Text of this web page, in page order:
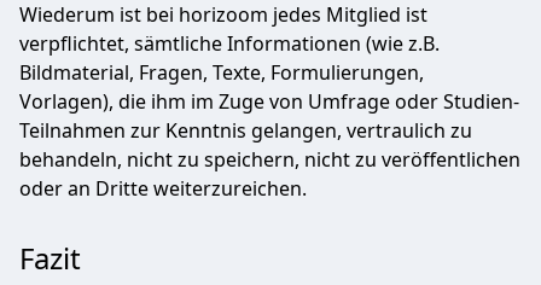
Wiederum ist bei horizoom jedes Mitglied ist
verpflichtet, sämtliche Informationen (wie z.B.
Bildmaterial, Fragen, Texte, Formulierungen,
Vorlagen), die ihm im Zuge von Umfrage oder Studien-
Teilnahmen zur Kenntnis gelangen, vertraulich zu
behandeln, nicht zu speichern, nicht zu veröffentlichen
oder an Dritte weiterzureichen.
Fazit